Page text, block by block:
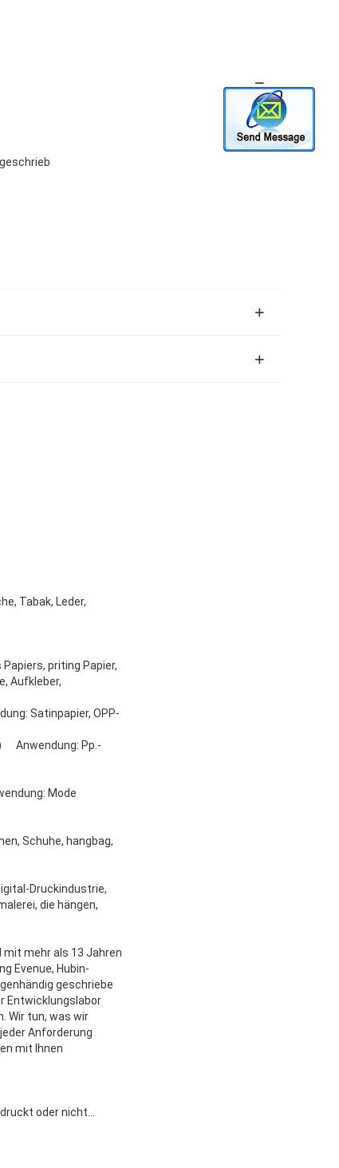
Tabak, Leder,
priting Papier,
Satinpapier, OPP-
Anwendung: Pp.-
Mode
Schuhe, hangbag,
die hängen,
mit mehr als 13 Jahren
Evenue, Hubin-
geschriebe
Entwicklungslabor
Wir tun, was wir
Anforderung
mit Ihnen
oder nicht…